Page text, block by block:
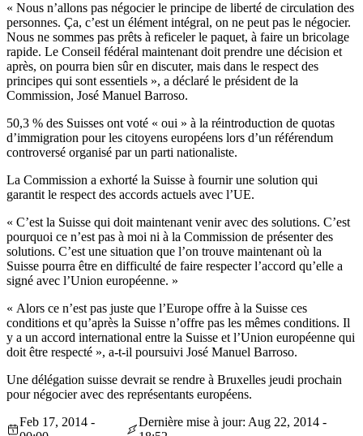
« Nous n’allons pas négocier le principe de liberté de circulation des
personnes. Ça, c’est un élément intégral, on ne peut pas le négocier.
Nous ne sommes pas prêts à reficeler le paquet, à faire un bricolage
rapide. Le Conseil fédéral maintenant doit prendre une décision et
après, on pourra bien sûr en discuter, mais dans le respect des
principes qui sont essentiels », a déclaré le président de la
Commission, José Manuel Barroso.
50,3 % des Suisses ont voté « oui » à la réintroduction de quotas
d’immigration pour les citoyens européens lors d’un référendum
controversé organisé par un parti nationaliste.
La Commission a exhorté la Suisse à fournir une solution qui
garantit le respect des accords actuels avec l’UE.
« C’est la Suisse qui doit maintenant venir avec des solutions. C’est
pourquoi ce n’est pas à moi ni à la Commission de présenter des
solutions. C’est une situation que l’on trouve maintenant où la
Suisse pourra être en difficulté de faire respecter l’accord qu’elle a
signé avec l’Union européenne. »
« Alors ce n’est pas juste que l’Europe offre à la Suisse ces
conditions et qu’après la Suisse n’offre pas les mêmes conditions. Il
y a un accord international entre la Suisse et l’Union européenne qui
doit être respecté », a-t-il poursuivi José Manuel Barroso.
Une délégation suisse devrait se rendre à Bruxelles jeudi prochain
pour négocier avec des représentants européens.
Feb 17, 2014 -
Dernière mise à jour: Aug 22, 2014 -